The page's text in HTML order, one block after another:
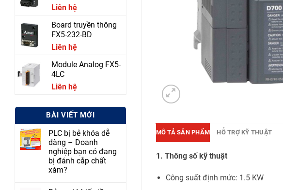
Liên hệ
Board truyền thông
FX5-232-BD
Liên hệ
Module Analog FX5-
4LC
Liên hệ
BÀI VIẾT MỚI
PLC bị bẻ khóa dễ
dàng – Doanh
nghiệp bạn có đang
bị đánh cắp chất
xám?
MÔ TẢ SẢN PHẨM HỖ TRỢ KỸ THUẬT
1. Thông số kỹ thuật
Công suất định mức: 1.5 KW